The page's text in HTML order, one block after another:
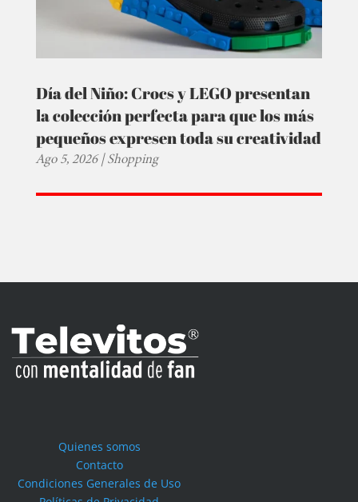
Día del Niño: Crocs y LEGO presentan
la colección perfecta para que los más
pequeños expresen toda su creatividad
Ago 5, 2026|Shopping
Quienes somos
Contacto
Condiciones Generales de Uso